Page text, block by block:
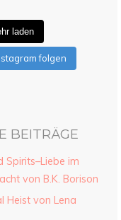
laden
folgen
BEITRÄGE
Spirits–Liebe im
von B.K. Borison
Heist von Lena